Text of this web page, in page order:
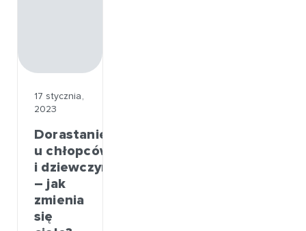
17 stycznia,
2023
Dorastanie
u chłopców
i dziewczynek
– jak
zmienia
się